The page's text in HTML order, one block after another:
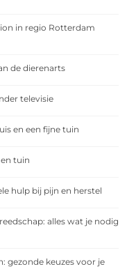
in regio Rotterdam
de dierenarts
televisie
en een fijne tuin
tuin
hulp bij pijn en herstel
alles wat je nodig
gezonde keuzes voor je